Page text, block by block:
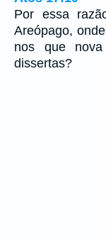
Por essa
Areópago,
nos que
dissertas?